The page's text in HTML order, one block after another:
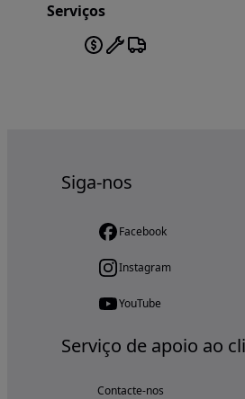
Serviços
Siga-nos
Facebook
Instagram
YouTube
Serviço de apoio ao
Contacte-nos